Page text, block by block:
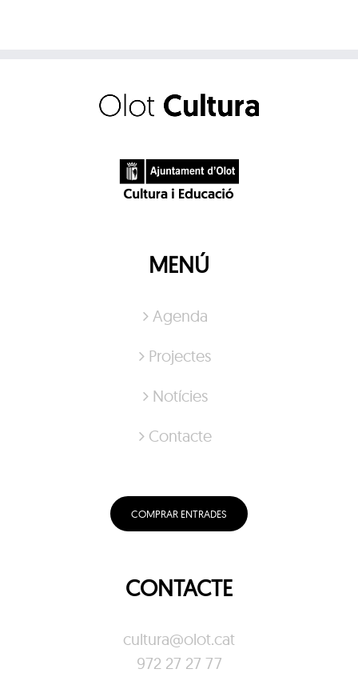
MENÚ
Agenda
Projectes
Notícies
Contacte
COMPRAR ENTRADES
CONTACTE
cultura@olot.cat
972 27 27 77